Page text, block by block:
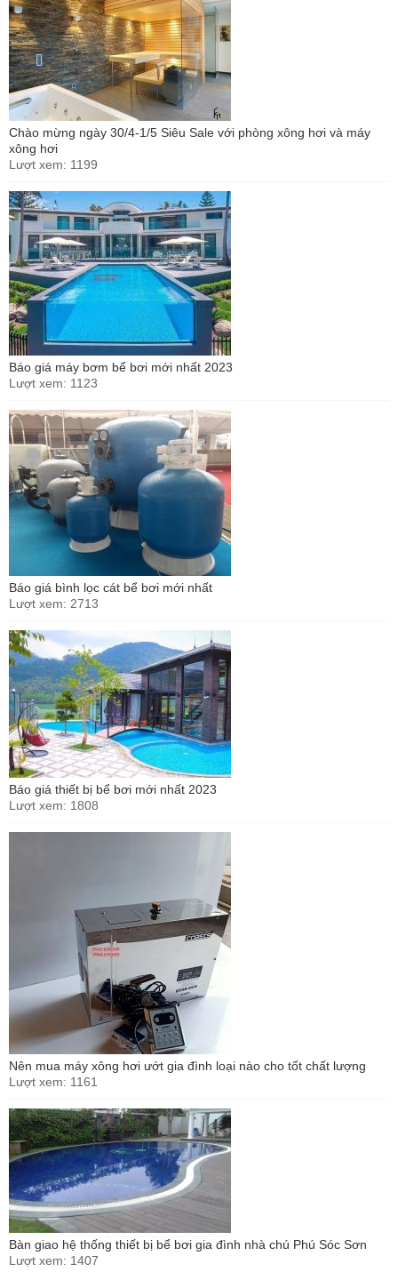
Chào mừng ngày 30/4-1/5 Siêu Sale với phòng xông hơi và máy
xông hơi
Lượt xem: 1199
Báo giá máy bơm bể bơi mới nhất 2023
Lượt xem: 1123
Báo giá bình lọc cát bể bơi mới nhất
Lượt xem: 2713
Báo giá thiết bị bể bơi mới nhất 2023
Lượt xem: 1808
Nên mua máy xông hơi ướt gia đình loại nào cho tốt chất lượng
Lượt xem: 1161
Bàn giao hệ thống thiết bị bể bơi gia đình nhà chú Phú Sóc Sơn
Lượt xem: 1407